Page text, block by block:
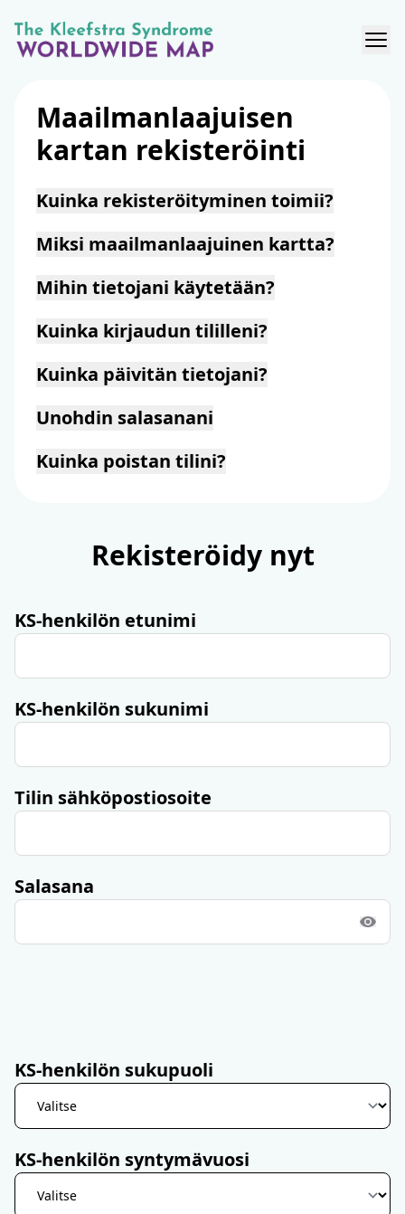
Maailmanlaajuisen
kartan rekisteröinti
Kuinka rekisteröityminen toimii?
Miksi maailmanlaajuinen kartta?
Mihin tietojani käytetään?
Kuinka kirjaudun tililleni?
Kuinka päivitän tietojani?
Unohdin salasanani
Kuinka poistan tilini?
Rekisteröidy nyt
KS-henkilön etunimi
KS-henkilön sukunimi
Tilin sähköpostiosoite
Salasana
KS-henkilön sukupuoli
KS-henkilön syntymävuosi